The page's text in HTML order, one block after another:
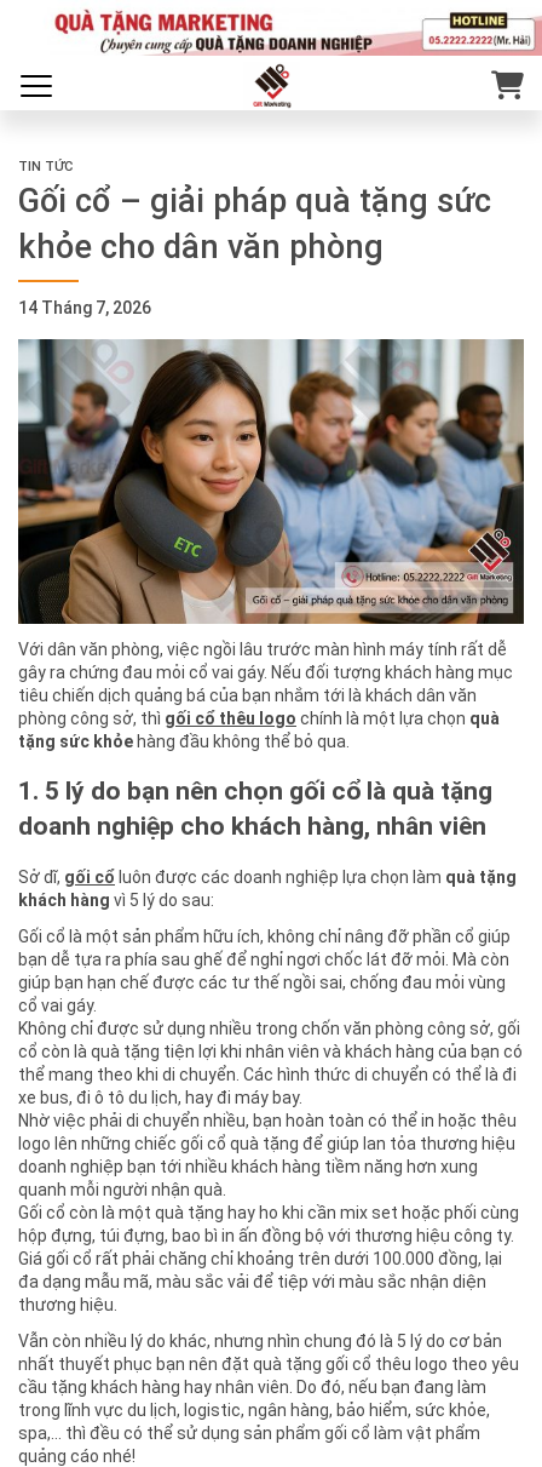
TIN TỨC
Gối cổ – giải pháp quà tặng sức
khỏe cho dân văn phòng
14 Tháng 7, 2026
Với dân văn phòng, việc ngồi lâu trước màn hình máy tính rất dễ
gây ra chứng đau mỏi cổ vai gáy. Nếu đối tượng khách hàng mục
tiêu chiến dịch quảng bá của bạn nhắm tới là khách dân văn
phòng công sở, thì gối cổ thêu logo chính là một lựa chọn quà
tặng sức khỏe hàng đầu không thể bỏ qua.
1. 5 lý do bạn nên chọn gối cổ là quà tặng
doanh nghiệp cho khách hàng, nhân viên
Sở dĩ, gối cổ luôn được các doanh nghiệp lựa chọn làm quà tặng
khách hàng vì 5 lý do sau:
Gối cổ là một sản phẩm hữu ích, không chỉ nâng đỡ phần cổ giúp
bạn dễ tựa ra phía sau ghế để nghỉ ngơi chốc lát đỡ mỏi. Mà còn
giúp bạn hạn chế được các tư thế ngồi sai, chống đau mỏi vùng
cổ vai gáy.
Không chỉ được sử dụng nhiều trong chốn văn phòng công sở, gối
cổ còn là quà tặng tiện lợi khi nhân viên và khách hàng của bạn có
thể mang theo khi di chuyển. Các hình thức di chuyển có thể là đi
xe bus, đi ô tô du lịch, hay đi máy bay.
Nhờ việc phải di chuyển nhiều, bạn hoàn toàn có thể in hoặc thêu
logo lên những chiếc gối cổ quà tặng để giúp lan tỏa thương hiệu
doanh nghiệp bạn tới nhiều khách hàng tiềm năng hơn xung
quanh mỗi người nhận quà.
Gối cổ còn là một quà tặng hay ho khi cần mix set hoặc phối cùng
hộp đựng, túi đựng, bao bì in ấn đồng bộ với thương hiệu công ty.
Giá gối cổ rất phải chăng chỉ khoảng trên dưới 100.000 đồng, lại
đa dạng mẫu mã, màu sắc vải để tiệp với màu sắc nhận diện
thương hiệu.
Vẫn còn nhiều lý do khác, nhưng nhìn chung đó là 5 lý do cơ bản
nhất thuyết phục bạn nên đặt quà tặng gối cổ thêu logo theo yêu
cầu tặng khách hàng hay nhân viên. Do đó, nếu bạn đang làm
trong lĩnh vực du lịch, logistic, ngân hàng, bảo hiểm, sức khỏe,
spa,… thì đều có thể sử dụng sản phẩm gối cổ làm vật phẩm
quảng cáo nhé!